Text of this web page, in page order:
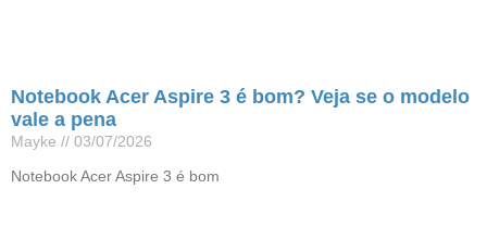
Notebook Acer Aspire 3 é bom? Veja se o modelo
vale a pena
Mayke
03/07/2026
Notebook Acer Aspire 3 é bom